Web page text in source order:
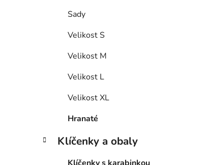
Sady
Velikost S
Velikost M
Velikost L
Velikost XL
Hranaté
Klíčenky a obaly